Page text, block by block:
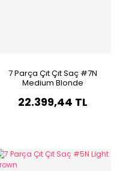
7 Parça Çıt Çıt Saç #7N
Medium Blonde
22.399,44 TL